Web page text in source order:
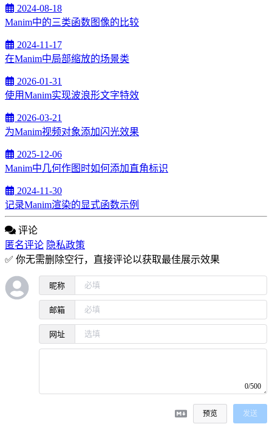
2024-08-18
Manim中的三类函数图像的比较
2024-11-17
在Manim中局部缩放的场景类
2026-01-31
使用Manim实现波浪形文字特效
2026-03-21
为Manim视频对象添加闪光效果
2025-12-06
Manim中几何作图时如何添加直角标识
2024-11-30
记录Manim渲染的显式函数示例
评论
匿名评论 隐私政策
✅ 你无需删除空行，直接评论以获取最佳展示效果
昵称
邮箱
网址
0/500
预览 发送